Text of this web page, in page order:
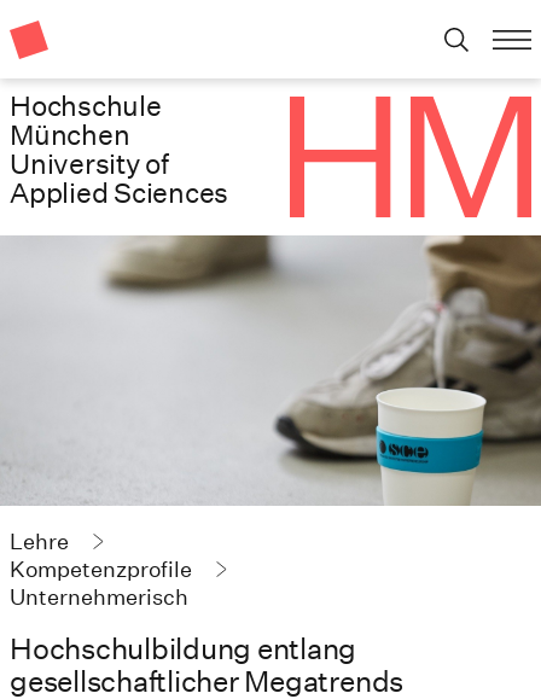
Hochschule
München
University of
Applied Sciences
Lehre
Kompetenzprofile
Unternehmerisch
Hochschulbildung entlang
gesellschaftlicher Megatrends